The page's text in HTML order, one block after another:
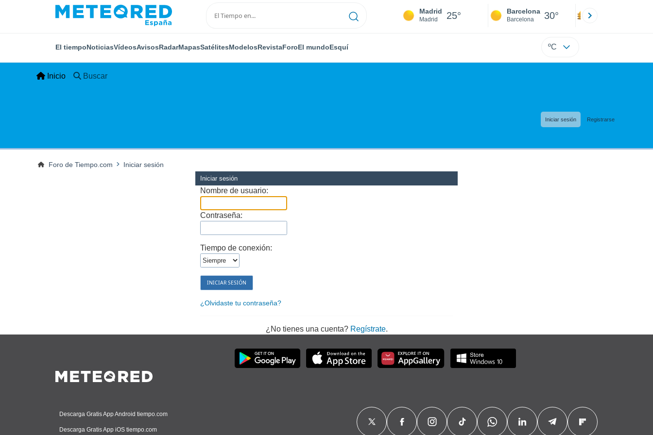
Madrid
Madrid 25° Barcelona
Barcelona 30°
El tiempoNoticiasVídeosAvisosRadarMapasSatélitesModelosRevistaForoEl mundoEsquí ºC
Inicio Buscar
Iniciar sesión Registrarse
Foro de Tiempo.com Iniciar sesión
Iniciar sesión
Nombre de usuario:
Contraseña:
Tiempo de conexión:
¿Olvidaste tu contraseña?
¿No tienes una cuenta? Regístrate.
Descarga Gratis App Android tiempo.com
Descarga Gratis App iOS tiempo.com